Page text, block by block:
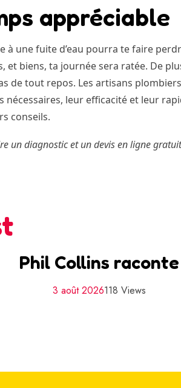
appréciable
à une fuite d’eau pourra te faire
biens, ta journée sera ratée. De
de tout repos. Les artisans
nécessaires, leur efficacité et leur
conseils.
un diagnostic et un devis en ligne
Phil Collins raconte
3 août 2026118 Views